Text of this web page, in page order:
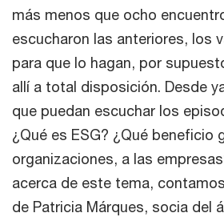
más menos que ocho
escucharon las anteriores, los
para que lo hagan, por
allí a total disposición. Desde
que puedan escuchar los
¿Qué es ESG? ¿Qué beneficio
organizaciones, a las
acerca de este tema,
de Patricia Márques, socia del